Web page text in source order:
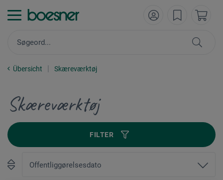
Übersicht Skæreværktøj
Skæreværktøj
FILTER